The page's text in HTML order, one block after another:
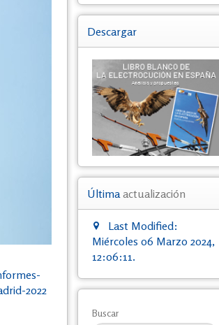
2022
Descargar
Últimaactualización
Last Modified:
Miércoles 06 Marzo 2024,
12:06:11.
Buscar